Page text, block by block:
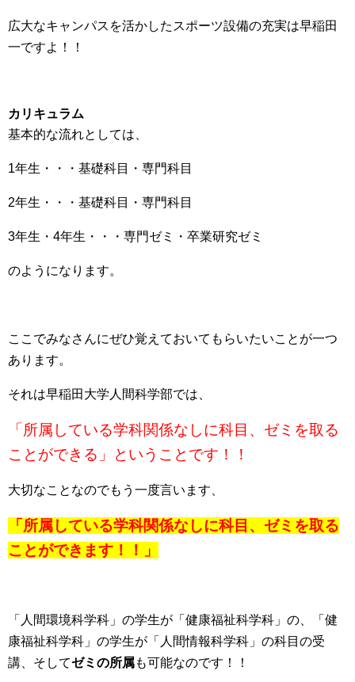
広大なキャンパスを活かしたスポーツ設備の充実は早稲田
一ですよ！！
カリキュラム
基本的な流れとしては、
1年生・・・基礎科目・専門科目
2年生・・・基礎科目・専門科目
3年生・4年生・・・専門ゼミ・卒業研究ゼミ
のようになります。
ここでみなさんにぜひ覚えておいてもらいたいことが一つ
あります。
それは早稲田大学人間科学部では、
「所属している学科関係なしに科目、ゼミを取る
ことができる」ということです！！
大切なことなのでもう一度言います、
「所属している学科関係なしに科目、ゼミを取る
ことができます！！」
「人間環境科学科」の学生が「健康福祉科学科」の、「健
康福祉科学科」の学生が「人間情報科学科」の科目の受
講、そしてゼミの所属も可能なのです！！